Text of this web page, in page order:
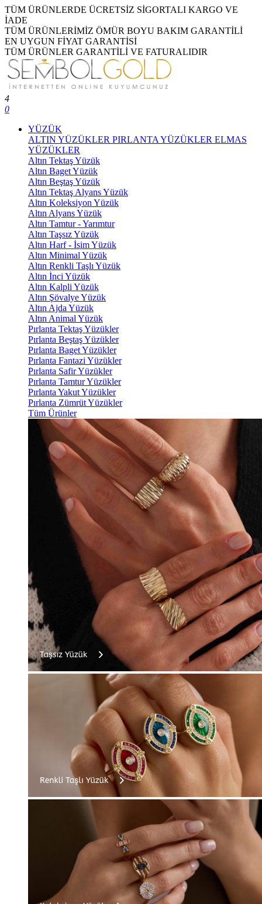
TÜM ÜRÜNLERDE ÜCRETSİZ SİGORTALI KARGO VE
İADE
TÜM ÜRÜNLERİMİZ ÖMÜR BOYU BAKIM GARANTİLİ
EN UYGUN FİYAT GARANTİSİ
TÜM ÜRÜNLER GARANTİLİ VE FATURALIDIR
4
0
YÜZÜK
ALTIN YÜZÜKLER PIRLANTA YÜZÜKLER ELMAS
YÜZÜKLER
Altın Tektaş Yüzük
Altın Baget Yüzük
Altın Beştaş Yüzük
Altın Tektaş Alyans Yüzük
Altın Koleksiyon Yüzük
Altın Alyans Yüzük
Altın Tamtur - Yarımtur
Altın Taşsız Yüzük
Altın Harf - İsim Yüzük
Altın Minimal Yüzük
Altın Renkli Taşlı Yüzük
Altın İnci Yüzük
Altın Kalpli Yüzük
Altın Şövalye Yüzük
Altın Ajda Yüzük
Altın Animal Yüzük
Pırlanta Tektaş Yüzükler
Pırlanta Beştaş Yüzükler
Pırlanta Baget Yüzükler
Pırlanta Fantazi Yüzükler
Pırlanta Safir Yüzükler
Pırlanta Tamtur Yüzükler
Pırlanta Yakut Yüzükler
Pırlanta Zümrüt Yüzükler
Tüm Ürünler